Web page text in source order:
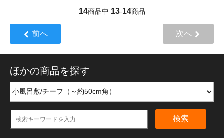
14商品中 13-14商品
前へ 次へ
ほかの商品を探す
検索